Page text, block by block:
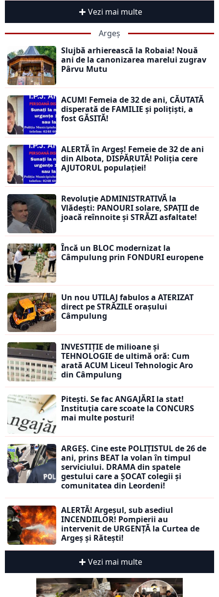
Vezi mai multe
Argeș
Slujbă arhierească la Robaia! Nouă
ani de la canonizarea marelui zugrav
Pârvu Mutu
ACUM! Femeia de 32 de ani, CĂUTATĂ
disperată de FAMILIE și polițiști, a
fost GĂSITĂ!
ALERTĂ în Argeș! Femeie de 32 de ani
din Albota, DISPĂRUTĂ! Poliția cere
AJUTORUL populației!
Revoluție ADMINISTRATIVĂ la
Vlădești: PANOURI solare, SPAȚII de
joacă reînnoite și STRĂZI asfaltate!
Încă un BLOC modernizat la
Câmpulung prin FONDURI europene
Un nou UTILAJ fabulos a ATERIZAT
direct pe STRĂZILE orașului
Câmpulung
INVESTIȚIE de milioane și
TEHNOLOGIE de ultimă oră: Cum
arată ACUM Liceul Tehnologic Aro
din Câmpulung
Pitești. Se fac ANGAJĂRI la stat!
Instituția care scoate la CONCURS
mai multe posturi!
ARGEȘ. Cine este POLIȚISTUL de 26 de
ani, prins BEAT la volan în timpul
serviciului. DRAMA din spatele
gestului care a ȘOCAT colegii și
comunitatea din Leordeni!
ALERTĂ! Argeșul, sub asediul
INCENDIILOR! Pompierii au
intervenit de URGENȚĂ la Curtea de
Argeș și Rătești!
Vezi mai multe